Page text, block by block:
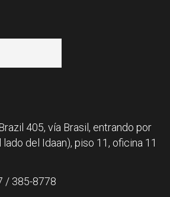
405, vía Brasil, entrando por
lado del Idaan), piso 11, oficina 11
/ 385-8778